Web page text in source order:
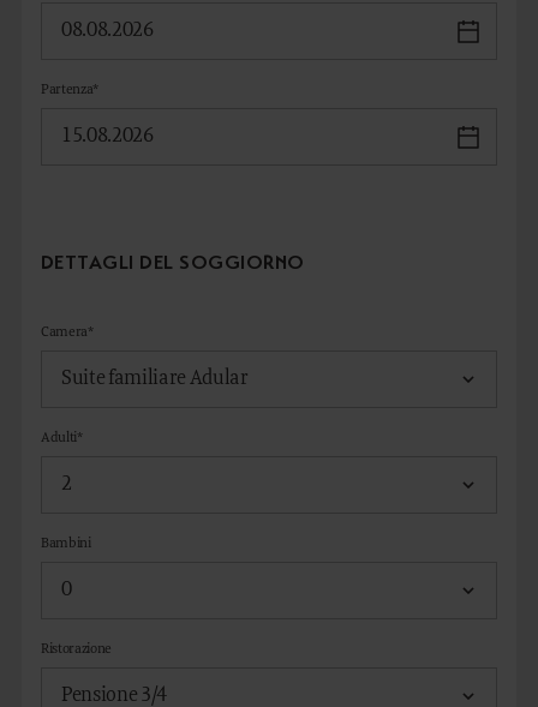
Partenza*
DETTAGLI DEL SOGGIORNO
Camera*
Adulti*
Bambini
Ristorazione